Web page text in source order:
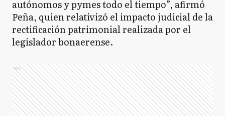
autónomos y pymes todo el tiempo”, afirmó
Peña, quien relativizó el impacto judicial de la
rectificación patrimonial realizada por el
legislador bonaerense.
Ads